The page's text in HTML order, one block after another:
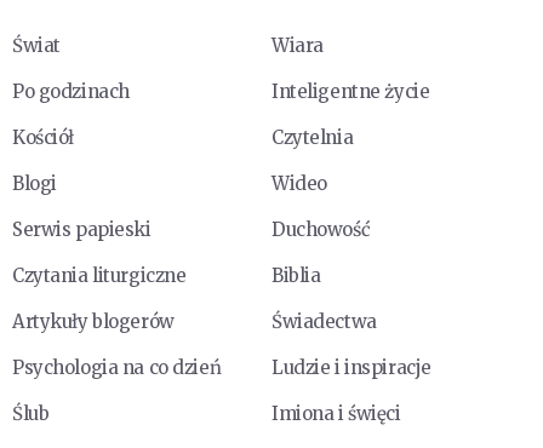
Świat
Wiara
Po godzinach
Inteligentne życie
Kościół
Czytelnia
Blogi
Wideo
Serwis papieski
Duchowość
Czytania liturgiczne
Biblia
Artykuły blogerów
Świadectwa
Psychologia na co dzień
Ludzie i inspiracje
Ślub
Imiona i święci